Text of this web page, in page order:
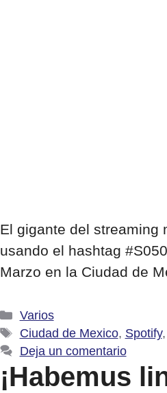
El gigante del streaming
usando el hashtag
Marzo en la Ciudad de
Categorías
Varios
Etiquetas
Ciudad de Mexico, Spotify,
Deja un comentario
¡Habemus